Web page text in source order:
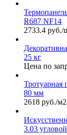
R687 NF14
2733.4 руб./
25 кг
Цена по
80 мм
2618 руб./м2
3.03